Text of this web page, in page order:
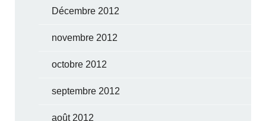
Décembre 2012
novembre 2012
octobre 2012
septembre 2012
août 2012